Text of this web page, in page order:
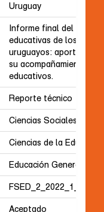
Uruguay
Informe final del
educativas de los
uruguayos: aportando
su acompañamiento
educativos.
Reporte técnico
Ciencias Sociales
Ciencias de la
Educación General
Aceptado